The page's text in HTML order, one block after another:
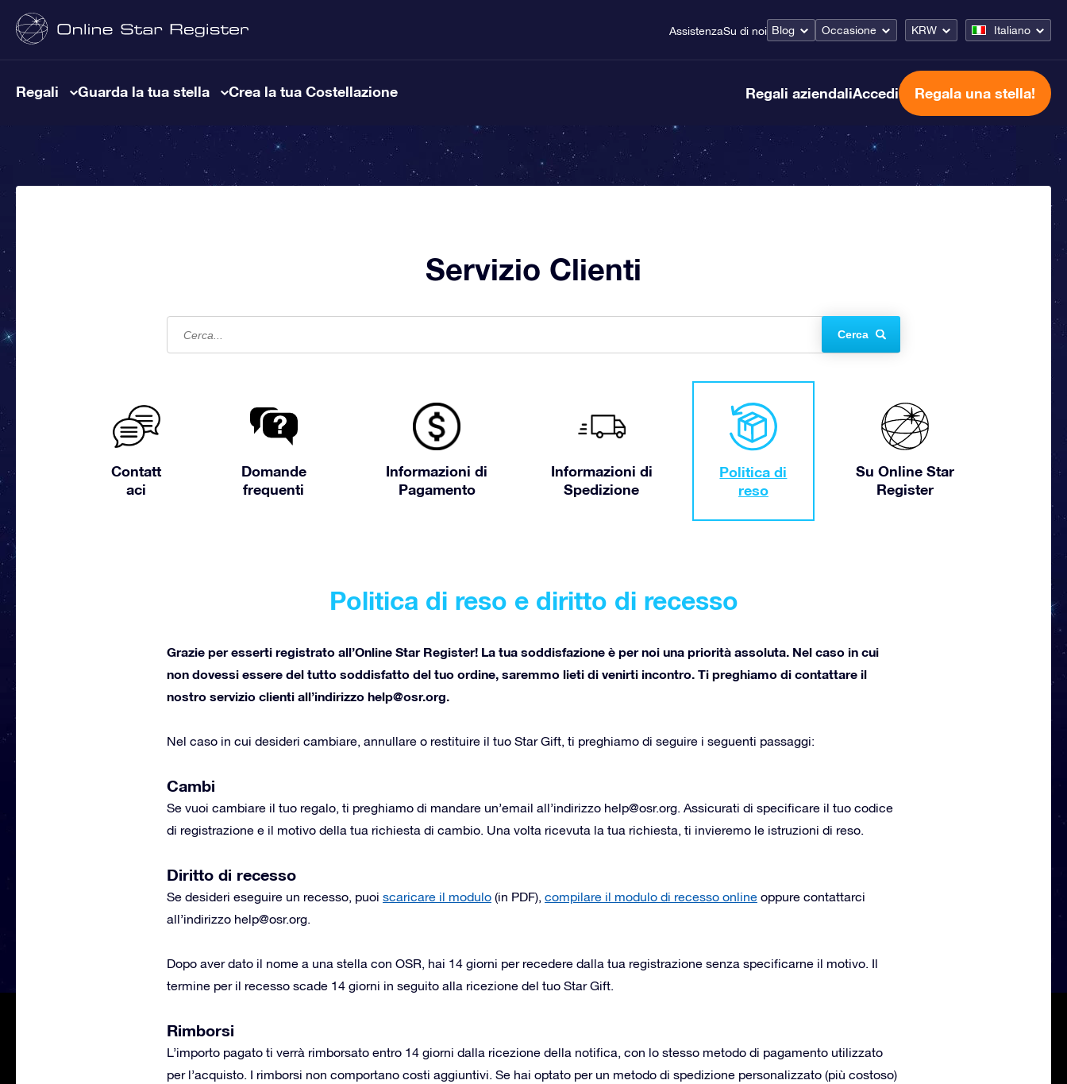
AssistenzaSu di noi Blog Occasione KRW Italiano
Regali Guarda la tua stella Crea la tua Costellazione Regali aziendaliAccedi Regala una stella!
Servizio Clienti
Cerca
Contatt
aci
Domande
frequenti
Informazioni di
Pagamento
Informazioni di
Spedizione
Politica di
reso
Su Online Star
Register
Politica di reso e diritto di recesso
Grazie per esserti registrato all’Online Star Register! La tua soddisfazione è per noi una priorità assoluta. Nel caso in cui
non dovessi essere del tutto soddisfatto del tuo ordine, saremmo lieti di venirti incontro. Ti preghiamo di contattare il
nostro servizio clienti all’indirizzo help@osr.org.
Nel caso in cui desideri cambiare, annullare o restituire il tuo Star Gift, ti preghiamo di seguire i seguenti passaggi:
Cambi
Se vuoi cambiare il tuo regalo, ti preghiamo di mandare un’email all’indirizzo help@osr.org. Assicurati di specificare il tuo codice
di registrazione e il motivo della tua richiesta di cambio. Una volta ricevuta la tua richiesta, ti invieremo le istruzioni di reso.
Diritto di recesso
Se desideri eseguire un recesso, puoi scaricare il modulo (in PDF), compilare il modulo di recesso online oppure contattarci
all’indirizzo help@osr.org.
Dopo aver dato il nome a una stella con OSR, hai 14 giorni per recedere dalla tua registrazione senza specificarne il motivo. Il
termine per il recesso scade 14 giorni in seguito alla ricezione del tuo Star Gift.
Rimborsi
L’importo pagato ti verrà rimborsato entro 14 giorni dalla ricezione della notifica, con lo stesso metodo di pagamento utilizzato
per l’acquisto. I rimborsi non comportano costi aggiuntivi. Se hai optato per un metodo di spedizione personalizzato (più costoso)